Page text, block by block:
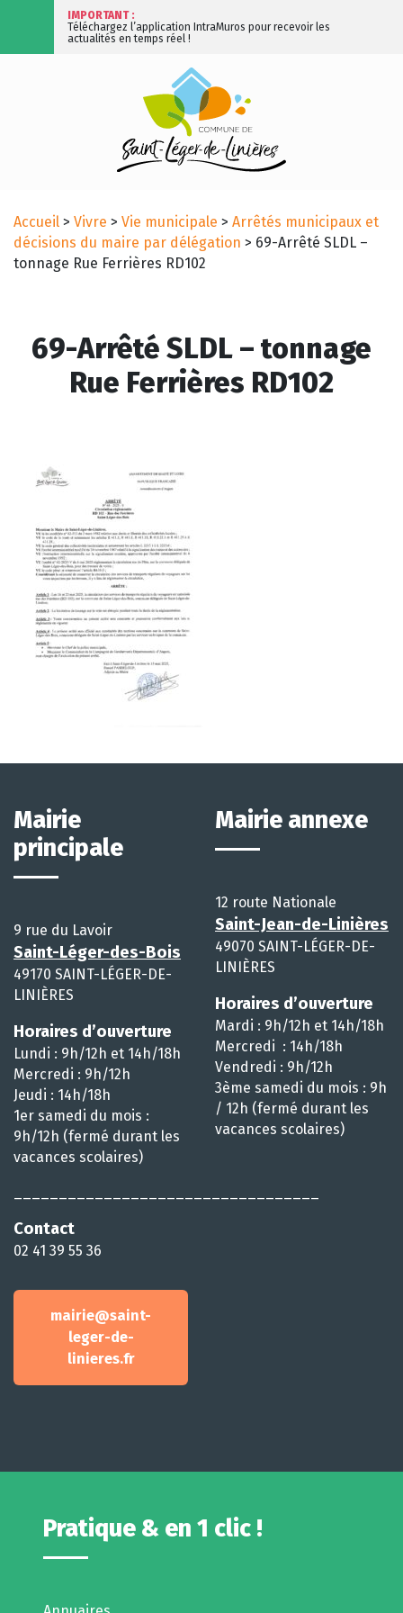
IMPORTANT :
Téléchargez l’application IntraMuros pour recevoir les
actualités en temps réel !
Accueil > Vivre > Vie municipale > Arrêtés municipaux et
décisions du maire par délégation > 69-Arrêté SLDL –
tonnage Rue Ferrières RD102
69-Arrêté SLDL – tonnage
Rue Ferrières RD102
Mairie
principale
9 rue du Lavoir
Saint-Léger-des-Bois
49170 SAINT-LÉGER-DE-
LINIÈRES
Horaires d’ouverture
Lundi : 9h/12h et 14h/18h
Mercredi : 9h/12h
Jeudi : 14h/18h
1er samedi du mois :
9h/12h (fermé durant les
vacances scolaires)
Contact
02 41 39 55 36
mairie@saint-
leger-de-
linieres.fr
Mairie annexe
12 route Nationale
Saint-Jean-de-Linières
49070 SAINT-LÉGER-DE-
LINIÈRES
Horaires d’ouverture
Mardi : 9h/12h et 14h/18h
Mercredi : 14h/18h
Vendredi : 9h/12h
3ème samedi du mois : 9h
/ 12h (fermé durant les
vacances scolaires)
Pratique & en 1 clic !